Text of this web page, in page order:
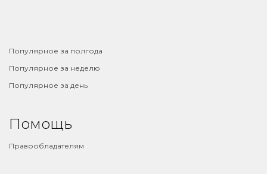
Популярное за полгода
Популярное за неделю
Популярное за день
Помощь
Правообладателям